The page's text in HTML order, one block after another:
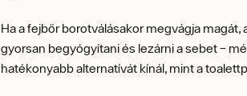
Ha a fejbőr borotválásakor megvágja magát,
gyorsan begyógyítani és lezárni a sebet –
hatékonyabb alternatívát kínál, mint a